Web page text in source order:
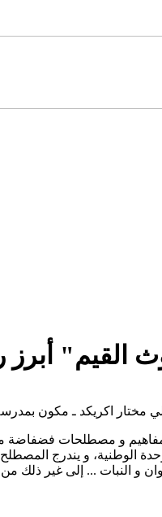
و مصطلحات فضفاضة
الوطنية، و يندرج